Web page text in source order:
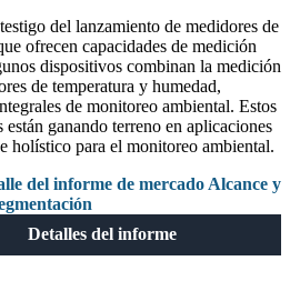
del lanzamiento de medidores de
ofrecen capacidades de medición
dispositivos combinan la medición
de temperatura y humedad,
de monitoreo ambiental. Estos
ganando terreno en aplicaciones
holístico para el monitoreo ambiental.
del informe de mercado Alcance y
Detalles del informe